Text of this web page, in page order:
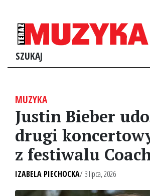
SZUKAJ
MUZYKA
Justin Bieber
drugi
z festiwalu
IZABELA PIECHOCKA/ 3 lipca, 2026